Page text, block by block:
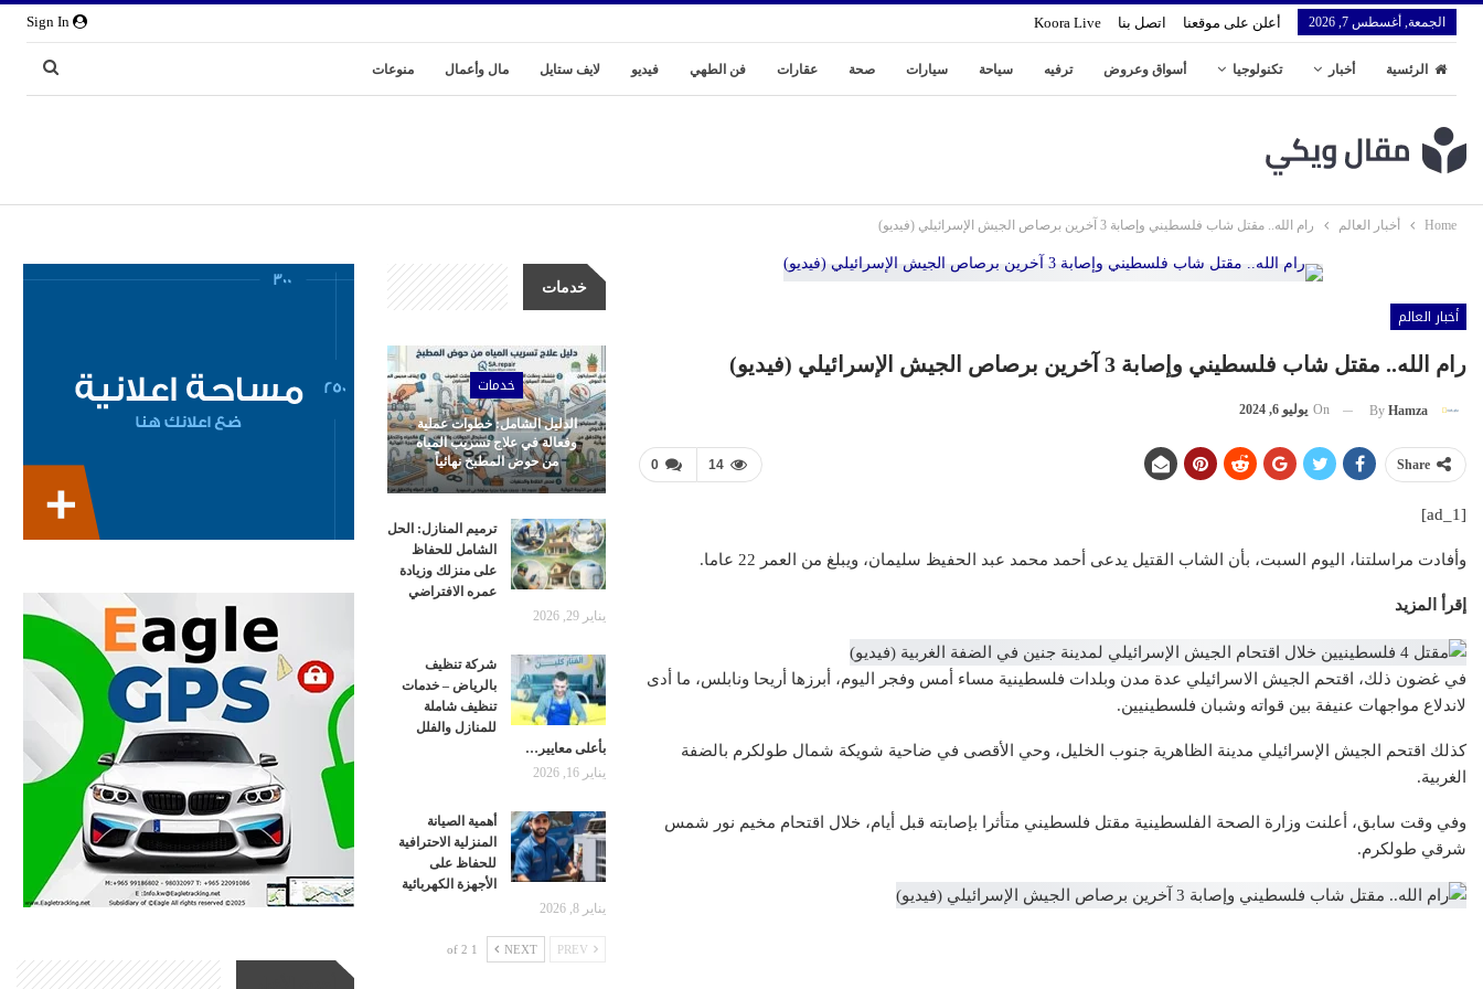
الجمعة, أغسطس 7, 2026 أعلن على موقعنا اتصل بنا Koora Live
الرئسية أخبار تكنولوجيا أسواق وعروض ترفيه سياحة سيارات صحة عقارات فن الطهي فيديو لايف ستايل مال وأعمال منوعات
Home أخبار العالم رام الله.. مقتل شاب فلسطيني وإصابة 3 آخرين برصاص الجيش الإسرائيلي (فيديو)
أخبار العالم
رام الله.. مقتل شاب فلسطيني وإصابة 3 آخرين برصاص الجيش الإسرائيلي (فيديو)
By Hamza
On يوليو 6, 2024
0 14 Share
[ad_1]
وأفادت مراسلتنا، اليوم السبت، بأن الشاب القتيل يدعى أحمد محمد عبد الحفيظ سليمان، ويبلغ من العمر 22 عاما.
إقرأ المزيد
في غضون ذلك، اقتحم الجيش الاسرائيلي عدة مدن وبلدات فلسطينية مساء أمس وفجر اليوم، أبرزها أريحا ونابلس، ما أدى
لاندلاع مواجهات عنيفة بين قواته وشبان فلسطينيين.
كذلك اقتحم الجيش الإسرائيلي مدينة الظاهرية جنوب الخليل، وحي الأقصى في ضاحية شويكة شمال طولكرم بالضفة
الغربية.
وفي وقت سابق، أعلنت وزارة الصحة الفلسطينية مقتل فلسطيني متأثرا بإصابته قبل أيام، خلال اقتحام مخيم نور شمس
شرقي طولكرم.
خدمات
خدمات
الدليل الشامل: خطوات عملية
وفعالة في علاج تسريب المياه
من حوض المطبخ نهائياً
ترميم المنازل: الحل
الشامل للحفاظ
على منزلك وزيادة
عمره الافتراضي
يناير 29, 2026
شركة تنظيف
بالرياض – خدمات
تنظيف شاملة
للمنازل والفلل
بأعلى معايير…
يناير 16, 2026
أهمية الصيانة
المنزلية الاحترافية
للحفاظ على
الأجهزة الكهربائية
يناير 8, 2026
NEXT
1 of 2